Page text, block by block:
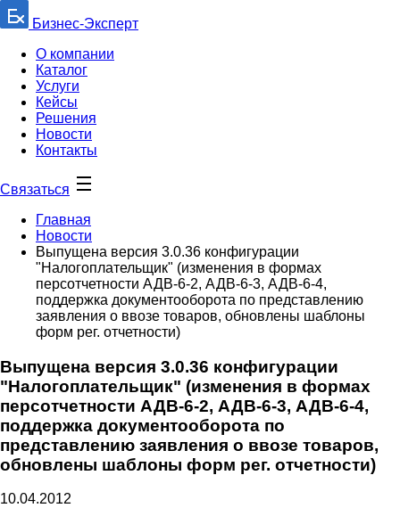
Бизнес-Эксперт
О компании
Каталог
Услуги
Кейсы
Решения
Новости
Контакты
Связаться
Главная
Новости
Выпущена версия 3.0.36 конфигурации
"Налогоплательщик" (изменения в формах
персотчетности АДВ-6-2, АДВ-6-3, АДВ-6-4,
поддержка документооборота по представлению
заявления о ввозе товаров, обновлены шаблоны
форм рег. отчетности)
Выпущена версия 3.0.36 конфигурации
"Налогоплательщик" (изменения в формах
персотчетности АДВ-6-2, АДВ-6-3, АДВ-6-4,
поддержка документооборота по
представлению заявления о ввозе товаров,
обновлены шаблоны форм рег. отчетности)
10.04.2012